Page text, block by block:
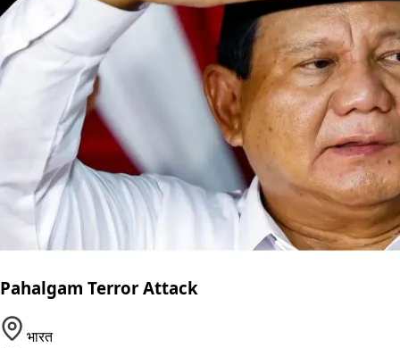
Pahalgam Terror Attack
भारत